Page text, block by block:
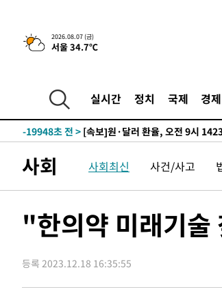
2026.08.07 (금)
서울 34.7℃
실시간 정치 국제 경제
-23355초 전 >민주 콩고 에볼라환자 4천명 돌파,
-22605초 전 >[속보]'300억원대 사기 혐의' 차가원
-20312초 전 >
[속보]경찰·노동부, HL만도 평택
-20193초 전 >
압수수색
-19948초 전 > [속보]원·달러 환율, 오전 9시
-19730초 전 >
[속보]코스닥, 5.95포인트
-19698초 전 >[속보]코스피, 6300선 재탈환
태
-16161초 전 >
입추에도 극한더위…서울 낮 39도
례 큰 폭발음
-9840초 전 >[속보]美, 폴리실리콘 수입 규제…파
-7991초 전 >[속보]트럼프, 美 원정출산 금지 행
사회 사회최신 사건/사고
"한의약 미래기
등록 2023.12.18 16:35:55